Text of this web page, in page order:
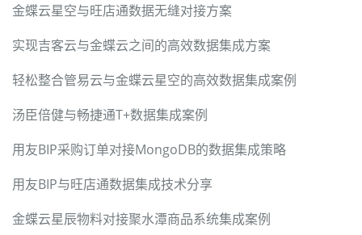
金蝶云星空与旺店通数据无缝对接方案
实现吉客云与金蝶云之间的高效数据集成方案
轻松整合管易云与金蝶云星空的高效数据集成案例
汤臣倍健与畅捷通T+数据集成案例
用友BIP采购订单对接MongoDB的数据集成策略
用友BIP与旺店通数据集成技术分享
金蝶云星辰物料对接聚水潭商品系统集成案例